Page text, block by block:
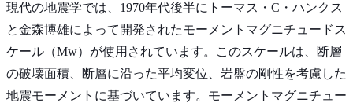
現代の地震学では、1970年代後半にトーマス・C・ハンクス
と金森博雄によって開発されたモーメントマグニチュードス
ケール（Mw）が使用されています。このスケールは、断層
の破壊面積、断層に沿った平均変位、岩盤の剛性を考慮した
地震モーメントに基づいています。モーメントマグニチュー